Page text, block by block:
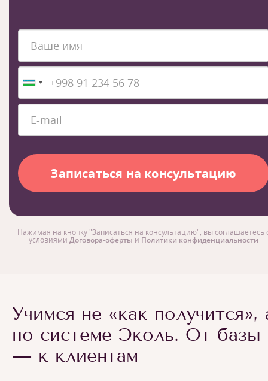
Нажимая на кнопку "Записаться на консультацию", вы соглашаетесь
условиями Договора-оферты и Политики конфиденциальности
Учимся не «как получится»,
по системе Эколь. От базы
— к клиентам